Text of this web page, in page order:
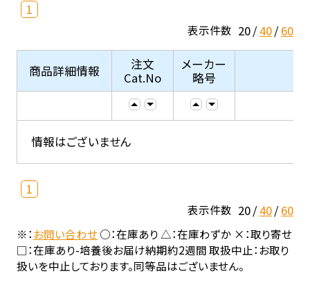
1
表示件数 20 40 60
商品詳細情報
注文
Cat.No
メーカー
略号
情報はございません
1
表示件数 20 40 60
※：お問い合わせ○：在庫あり △：在庫わずか ×：取り寄せ
□：在庫あり-培養後お届け納期約2週間 取扱中止：お取り
扱いを中止しております。同等品はございません。